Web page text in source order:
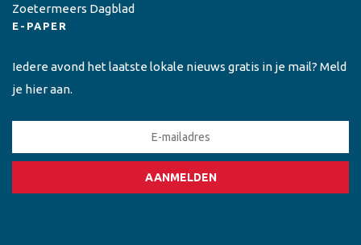
Zoetermeers Dagblad
E-PAPER
Iedere avond het laatste lokale nieuws gratis in je mail? Meld
je hier aan.